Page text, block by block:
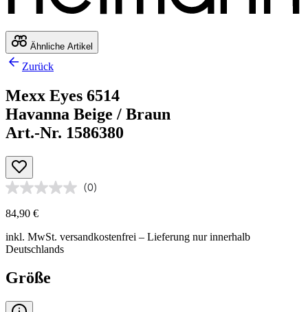
Ähnliche Artikel
Zurück
Mexx Eyes 6514
Havanna Beige / Braun
Art.-Nr. 1586380
(0)
84,90 €
inkl. MwSt. versandkostenfrei – Lieferung nur innerhalb
Deutschlands
Größe